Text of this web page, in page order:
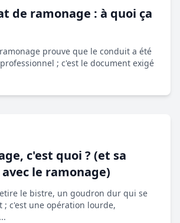
de ramonage : à quoi ça
prouve que le conduit a été
; c'est le document exigé
c'est quoi ? (et sa
le ramonage)
le bistre, un goudron dur qui se
; c'est une opération lourde,